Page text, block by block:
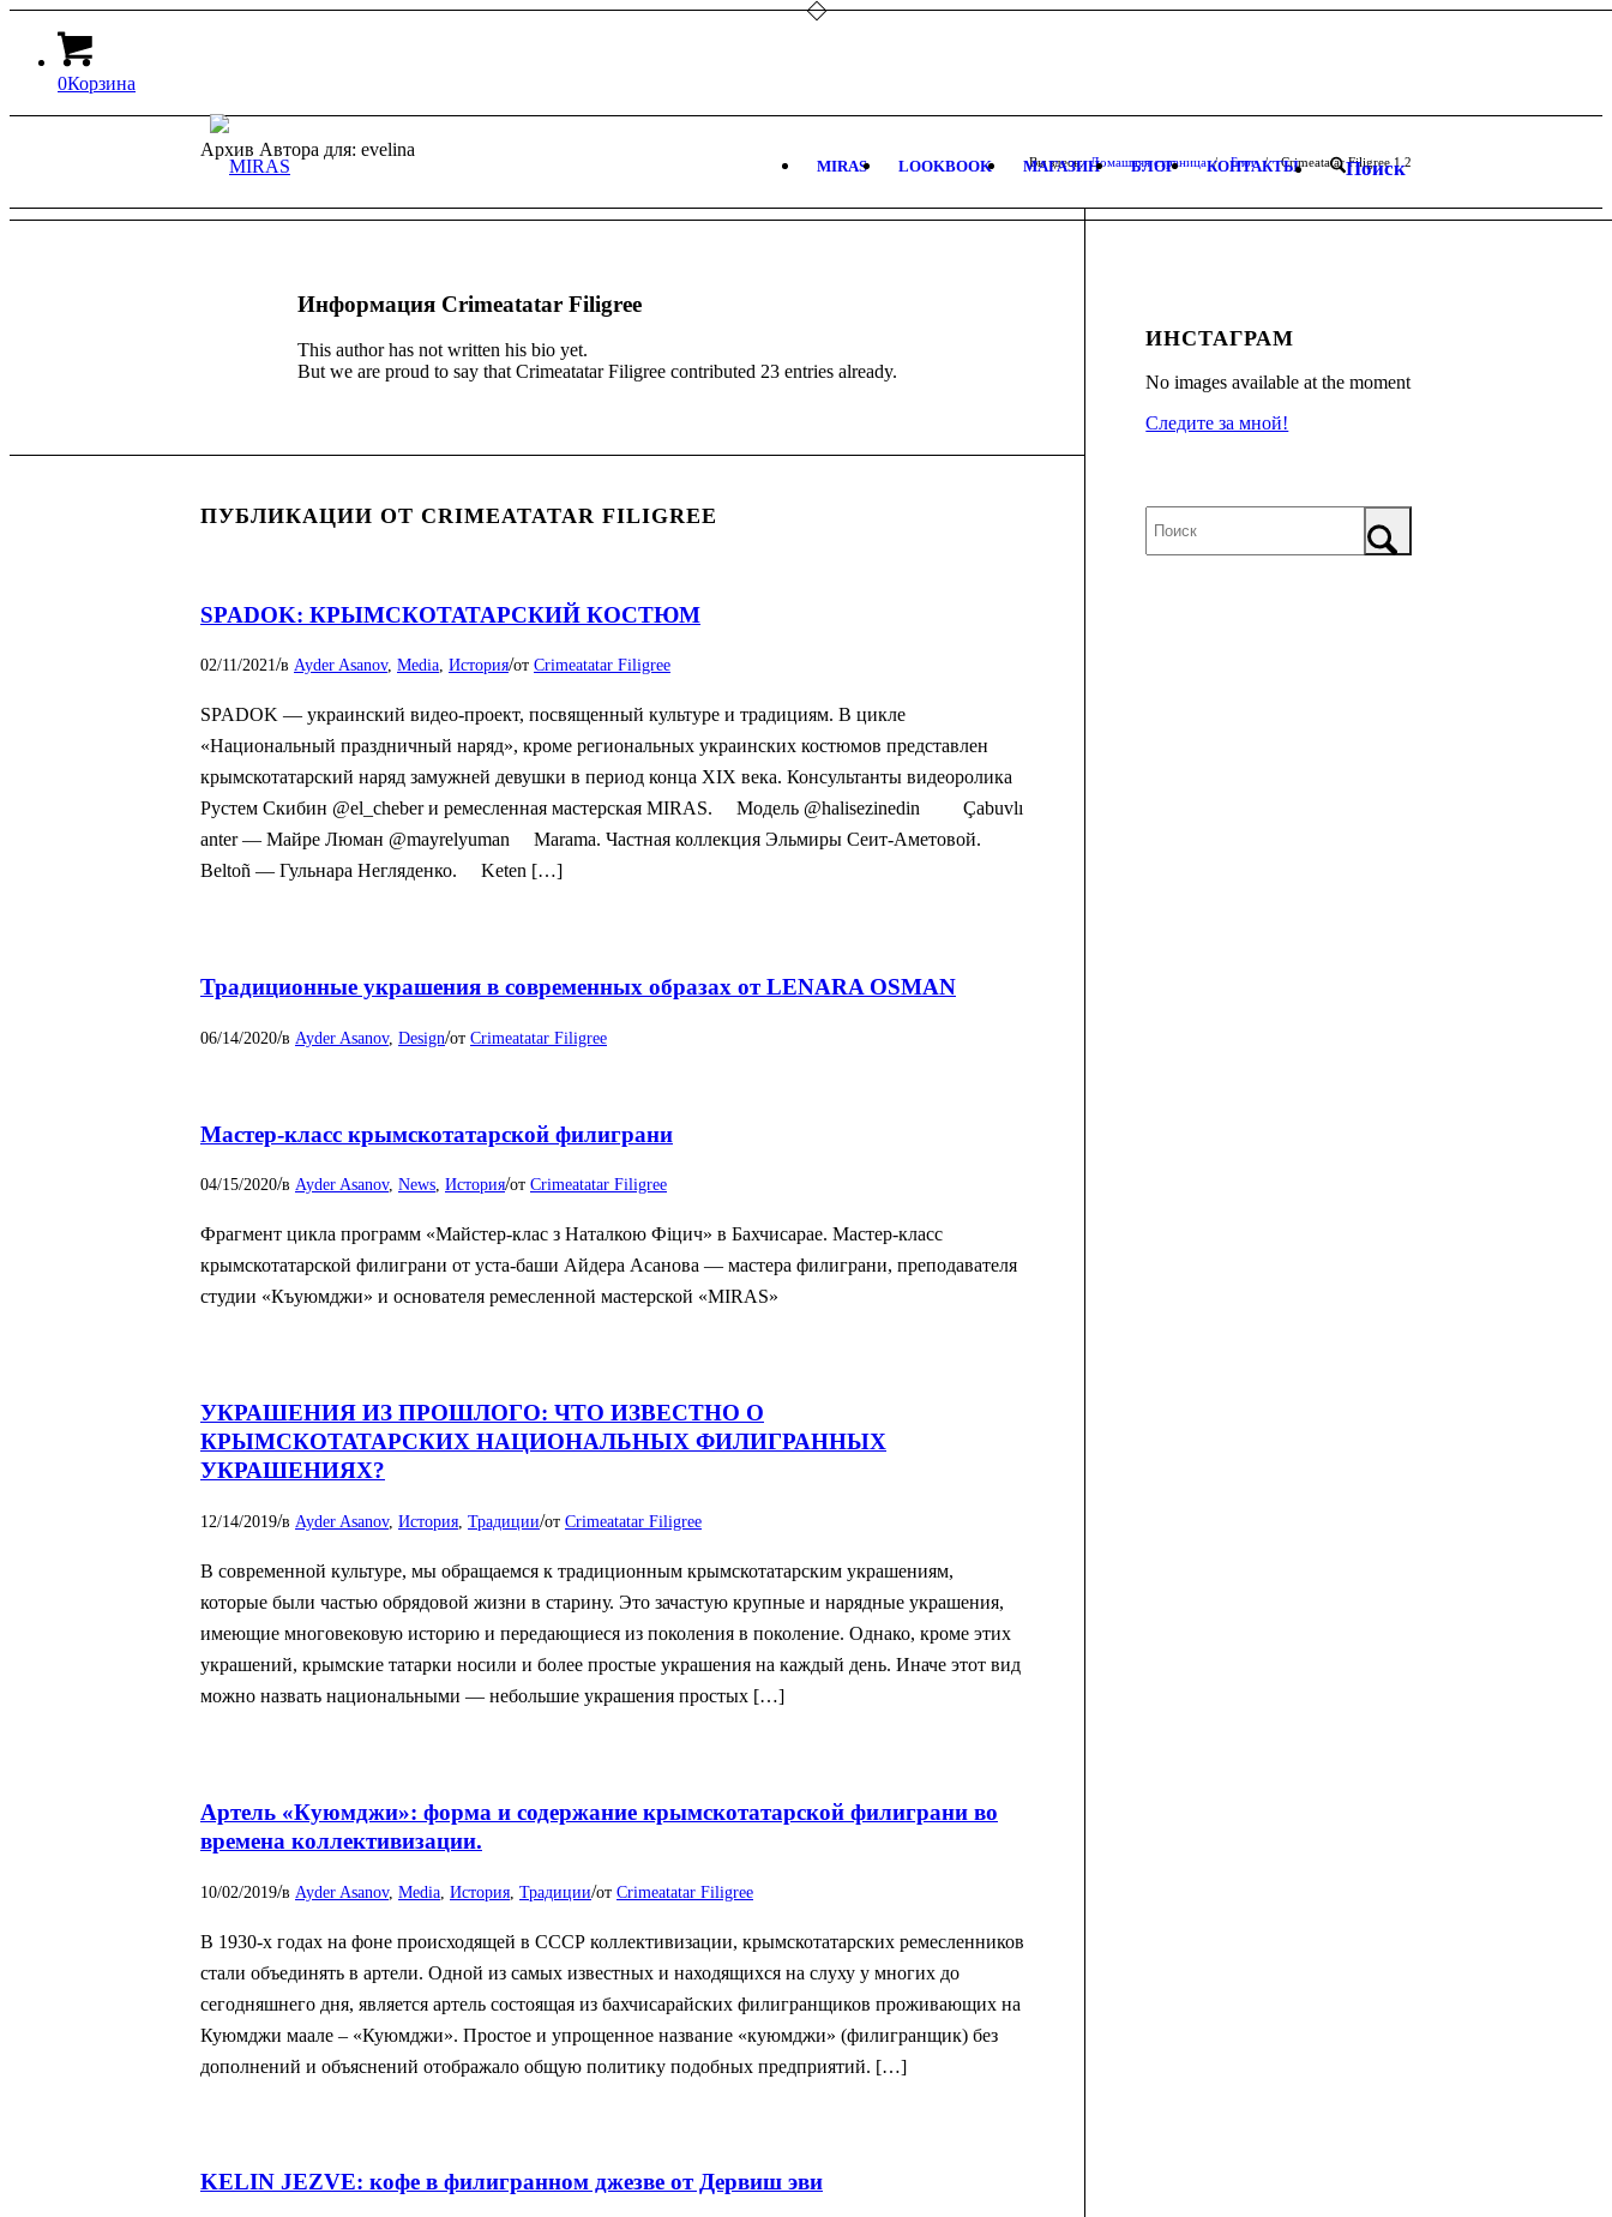
0Корзина
MIRAS LOOKBOOK МАГАЗИН БЛОГ КОНТАКТЫ Поиск
Архив Автора для: evelina
Вы здесь: Домашняя страница 1
/ Блог 2
/ Crimeatatar Filigree
Информация Crimeatatar Filigree
This author has not written his bio yet.
But we are proud to say thatCrimeatatar Filigree contributed 23 entries already.
ПУБЛИКАЦИИ ОТ CRIMEATATAR FILIGREE
SPADOK: КРЫМСКОТАТАРСКИЙ КОСТЮМ
02/11/2021/в Ayder Asanov, Media, История/от Crimeatatar Filigree
SPADOK — украинский видео-проект, посвященный культуре и традициям. В цикле
«Национальный праздничный наряд», кроме региональных украинских костюмов представлен
крымскотатарский наряд замужней девушки в период конца XIX века. Консультанты видеоролика
Рустем Скибин @el_cheber и ремесленная мастерская MIRAS. ⠀ Модель @halisezinedin ⠀ ⠀ Çabuvlı
anter — Майре Люман @mayrelyuman ⠀ Marama. Частная коллекция Эльмиры Сеит-Аметовой. ⠀
Beltoñ — Гульнара Негляденко. ⠀ Keten […]
Традиционные украшения в современных образах от LENARA OSMAN
06/14/2020/в Ayder Asanov, Design/от Crimeatatar Filigree
Мастер-класс крымскотатарской филиграни
04/15/2020/в Ayder Asanov, News, История/от Crimeatatar Filigree
Фрагмент цикла программ «Майстер-клас з Наталкою Фiцич» в Бахчисарае. Мастер-класс
крымскотатарской филиграни от уста-баши Айдера Асанова — мастера филиграни, преподавателя
студии «Къуюмджи» и основателя ремесленной мастерской «MIRAS»
УКРАШЕНИЯ ИЗ ПРОШЛОГО: ЧТО ИЗВЕСТНО О
КРЫМСКОТАТАРСКИХ НАЦИОНАЛЬНЫХ ФИЛИГРАННЫХ
УКРАШЕНИЯХ?
12/14/2019/в Ayder Asanov, История Традиции/от Crimeatatar Filigree
В современной культуре, мы обращаемся к традиционным крымскотатарским украшениям,
которые были частью обрядовой жизни в старину. Это зачастую крупные и нарядные украшения,
имеющие многовековую историю и передающиеся из поколения в поколение. Однако, кроме этих
украшений, крымские татарки носили и более простые украшения на каждый день. Иначе этот вид
можно назвать национальными — небольшие украшения простых […]
Артель «Куюмджи»: форма и содержание крымскотатарской филиграни во
времена коллективизации.
10/02/2019/в Ayder Asanov, Media История Традиции/от Crimeatatar Filigree
В 1930-х годах на фоне происходящей в СССР коллективизации, крымскотатарских ремесленников
стали объединять в артели. Одной из самых известных и находящихся на слуху у многих до
сегодняшнего дня, является артель состоящая из бахчисарайских филигранщиков проживающих на
Куюмджи маале – «Куюмджи». Простое и упрощенное название «куюмджи» (филигранщик) без
дополнений и объяснений отображало общую политику подобных предприятий. […]
KELIN JEZVE: кофе в филигранном джезве от Дервиш эви
ИНСТАГРАМ
No images available at the moment
Следите за мной!